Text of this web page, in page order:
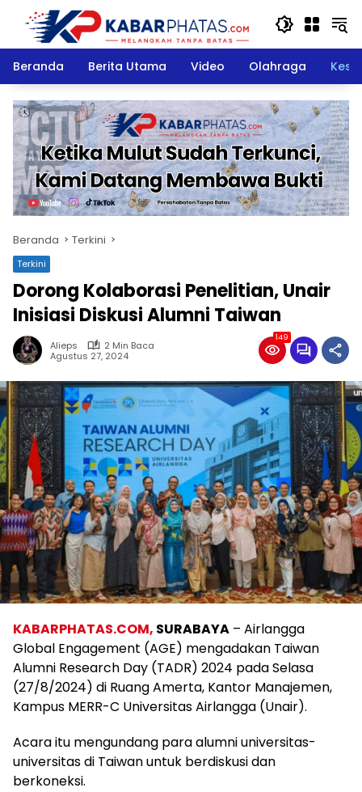
Langsung
konten
Beranda
Berita Utama Video Olahraga
Beranda Terkini
Terkini
Dorong Kolaborasi Penelitian, Unair
Inisiasi Diskusi Alumni Taiwan
Alieps
2 Min Baca
Agustus 27, 2024
149
KABARPHATAS.COM, SURABAYA – Airlangga
Global Engagement (AGE) mengadakan Taiwan
Alumni Research Day (TADR) 2024 pada Selasa
(27/8/2024) di Ruang Amerta, Kantor Manajemen,
Kampus MERR-C Universitas Airlangga (Unair).
Acara itu mengundang para alumni universitas-
universitas di Taiwan untuk berdiskusi dan
berkoneksi.